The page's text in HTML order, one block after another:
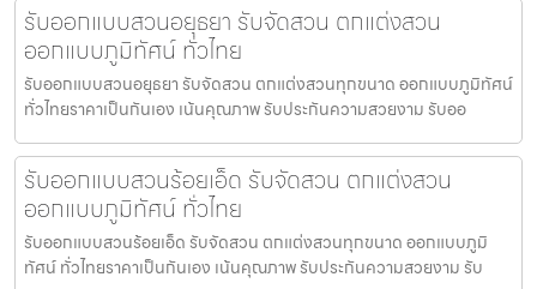
รับออกแบบสวนอยุธยา รับจัดสวน ตกแต่งสวน
ออกแบบภูมิทัศน์ ทั่วไทย
รับออกแบบสวนอยุธยา รับจัดสวน ตกแต่งสวนทุกขนาด ออกแบบภูมิทัศน์
ทั่วไทยราคาเป็นกันเอง เน้นคุณภาพ รับประกันความสวยงาม รับออ
รับออกแบบสวนร้อยเอ็ด รับจัดสวน ตกแต่งสวน
ออกแบบภูมิทัศน์ ทั่วไทย
รับออกแบบสวนร้อยเอ็ด รับจัดสวน ตกแต่งสวนทุกขนาด ออกแบบภูมิ
ทัศน์ ทั่วไทยราคาเป็นกันเอง เน้นคุณภาพ รับประกันความสวยงาม รับ